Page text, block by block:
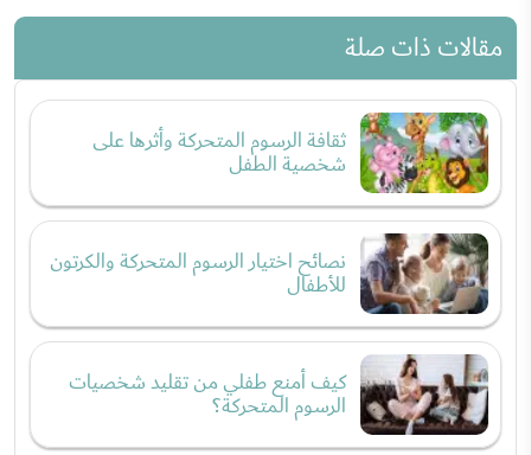
مقالات ذات صلة
ثقافة الرسوم المتحركة وأثرها على
شخصية الطفل
نصائح اختيار الرسوم المتحركة والكرتون
للأطفال
كيف أمنع طفلي من تقليد شخصيات
الرسوم المتحركة؟